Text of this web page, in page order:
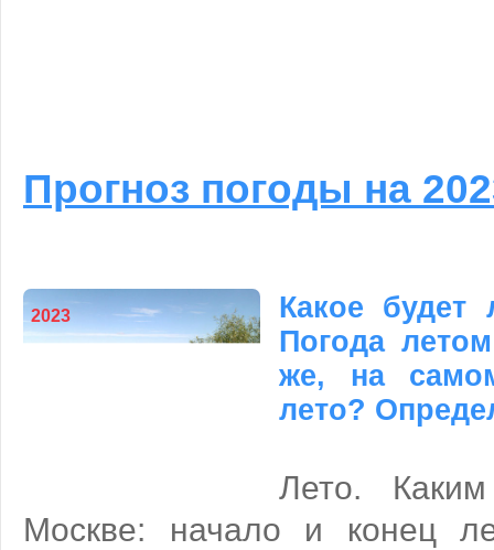
Прогноз погоды на
2023
Какое будет
Погода
же, на
лето?
Лето.
Москве: начало и конец